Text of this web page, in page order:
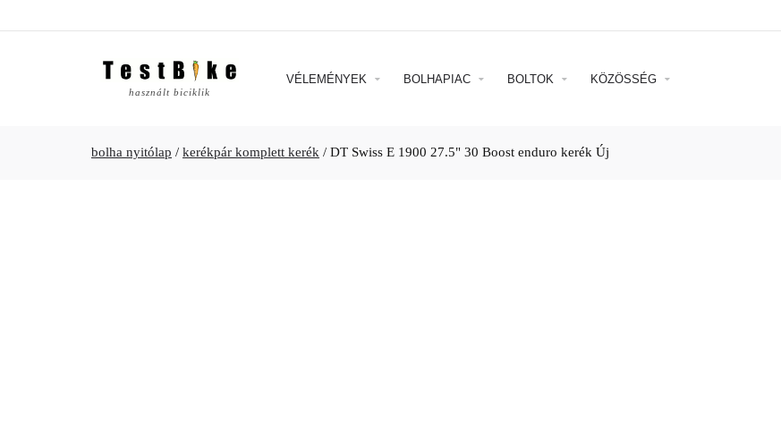
használt biciklik
VÉLEMÉNYEK BOLHAPIAC BOLTOK KÖZÖSSÉG
bolha nyitólap / kerékpár komplett kerék / DT Swiss E 1900 27.5" 30 Boost enduro kerék Új